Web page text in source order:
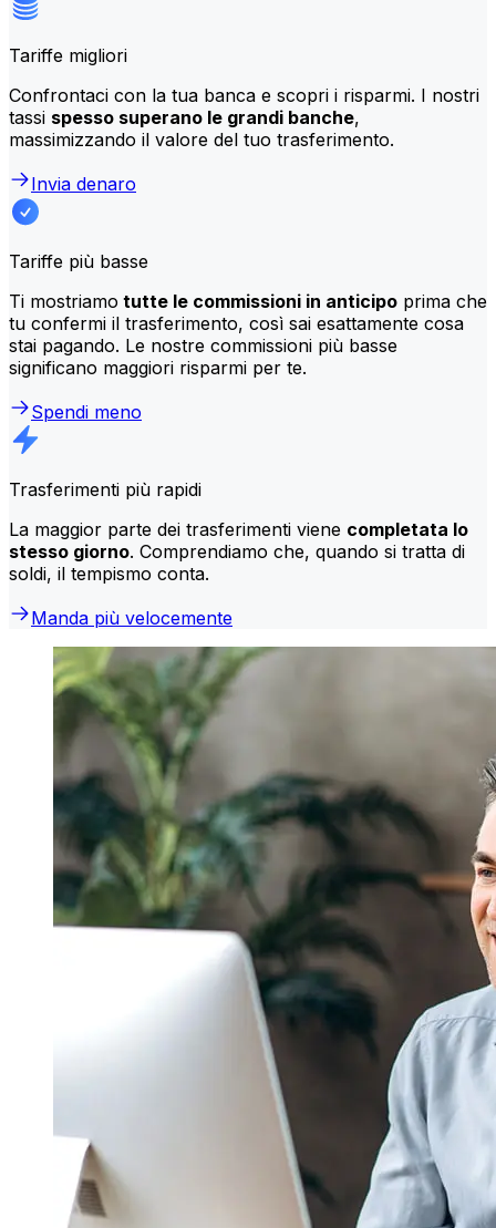
Tariffe migliori
Confrontaci con la tua banca e scopri i risparmi. I nostri
tassi spesso superano le grandi banche,
massimizzando il valore del tuo trasferimento.
Invia denaro
Tariffe più basse
Ti mostriamo tutte le commissioni in anticipo prima che
tu confermi il trasferimento, così sai esattamente cosa
stai pagando. Le nostre commissioni più basse
significano maggiori risparmi per te.
Spendi meno
Trasferimenti più rapidi
La maggior parte dei trasferimenti viene completata lo
stesso giorno. Comprendiamo che, quando si tratta di
soldi, il tempismo conta.
Manda più velocemente